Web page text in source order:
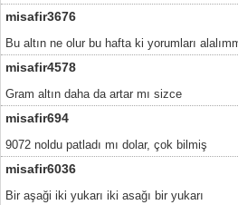
misafir3676
Bu altın ne olur bu hafta ki yorumları
misafir4578
Gram altın daha da artar mı sizce
misafir694
9072 noldu patladı mı dolar, çok bilmiş
misafir6036
Bir aşaği iki yukarı iki asağı bir yukarı